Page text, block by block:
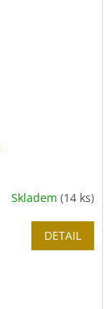
Skladem (14 ks)
DETAIL